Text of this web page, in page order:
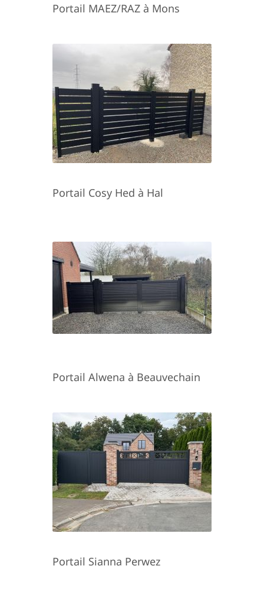
Portail MAEZ/RAZ à Mons
Portail Cosy Hed à Hal
Portail Alwena à Beauvechain
Portail Sianna Perwez